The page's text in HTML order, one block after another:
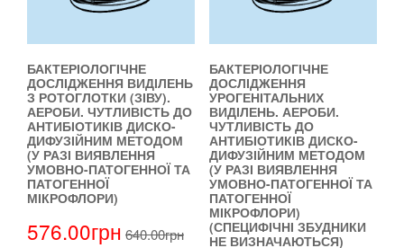
БАКТЕРІОЛОГІЧНЕ
ДОСЛІДЖЕННЯ ВИДІЛЕНЬ
З РОТОГЛОТКИ (ЗІВУ).
АЕРОБИ. ЧУТЛИВІСТЬ ДО
АНТИБІОТИКІВ ДИСКО-
ДИФУЗІЙНИМ МЕТОДОМ
(У РАЗІ ВИЯВЛЕННЯ
УМОВНО-ПАТОГЕННОЇ ТА
ПАТОГЕННОЇ
МІКРОФЛОРИ)
576.00грн 640.00грн
БАКТЕРІОЛОГІЧНЕ
ДОСЛІДЖЕННЯ
УРОГЕНІТАЛЬНИХ
ВИДІЛЕНЬ. АЕРОБИ.
ЧУТЛИВІСТЬ ДО
АНТИБІОТИКІВ ДИСКО-
ДИФУЗІЙНИМ МЕТОДОМ
(У РАЗІ ВИЯВЛЕННЯ
УМОВНО-ПАТОГЕННОЇ ТА
ПАТОГЕННОЇ
МІКРОФЛОРИ)
(СПЕЦИФІЧНІ ЗБУДНИКИ
НЕ ВИЗНАЧАЮТЬСЯ)